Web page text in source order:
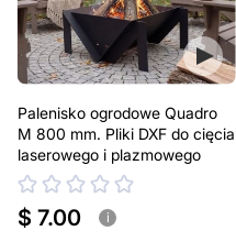
Palenisko ogrodowe Quadro
M 800 mm. Pliki DXF do cięcia
laserowego i plazmowego
$ 7.00 i